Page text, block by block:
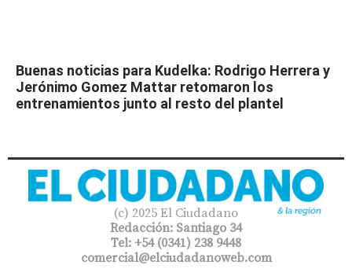
Buenas noticias para Kudelka: Rodrigo Herrera y
Jerónimo Gomez Mattar retomaron los
entrenamientos junto al resto del plantel
(c) 2025 El Ciudadano
Redacción: Santiago 34
Tel: +54 (0341) 238 9448
comercial@elciudadanoweb.com​